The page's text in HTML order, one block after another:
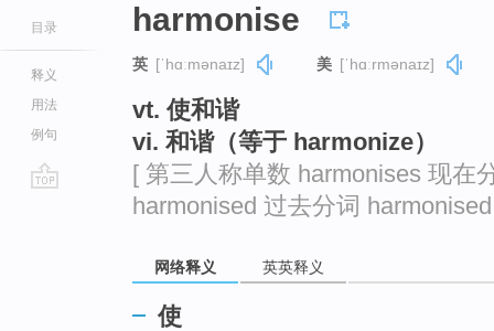
目录
释义
用法
例句
harmonise
英 [ˈhɑːmənaɪz] 美 [ˈhɑːrmənaɪz]
vt. 使和谐
vi. 和谐（等于 harmonize）
[ 第三人称单数 harmonises 现在
harmonised 过去分词
网络释义 英英释义
使